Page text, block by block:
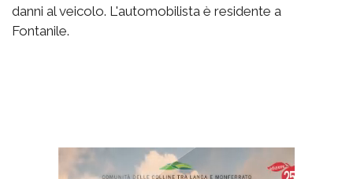
danni al veicolo. L'automobilista è residente a
Fontanile.